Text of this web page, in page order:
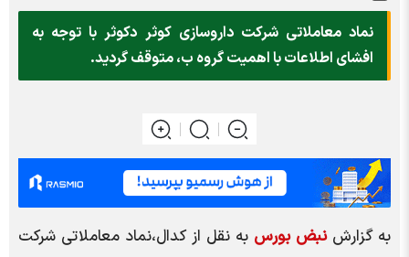
نماد معاملاتی شرکت داروسازی کوثر دکوثر با توجه به
افشای اطلاعات با اهمیت گروه ب، متوقف گردید.
به گزارشنبض بورس به نقل از کدال،نماد معاملاتی شرکت